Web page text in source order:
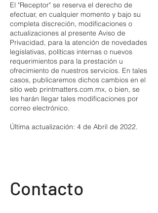
El "Receptor" se reserva el derecho de
efectuar, en cualquier momento y bajo su
completa discreción, modificaciones o
actualizaciones al presente Aviso de
Privacidad, para la atención de novedades
legislativas, políticas internas o nuevos
requerimientos para la prestación u
ofrecimiento de nuestros servicios. En tales
casos, publicaremos dichos cambios en el
sitio web printmatters.com.mx, o bien, se
les harán llegar tales modificaciones por
correo electrónico.
Última actualización: 4 de Abril de 2022.
Contacto